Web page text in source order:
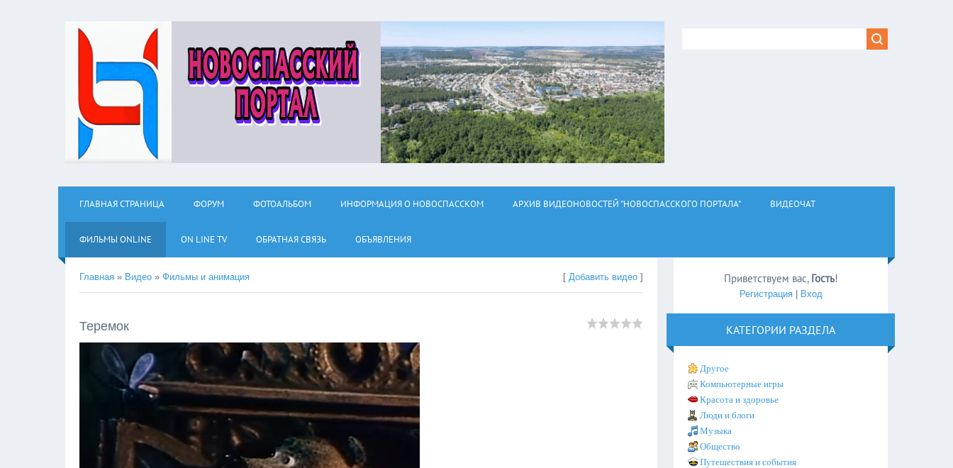
ГЛАВНАЯ СТРАНИЦА ФОРУМ ФОТОАЛЬБОМ ИНФОРМАЦИЯ О НОВОСПАССКОМ АРХИВ ВИДЕОНОВОСТЕЙ "НОВОСПАССКОГО ПОРТАЛА" ВИДЕОЧАТ
ФИЛЬМЫ ОNLINE ON LINE TV ОБРАТНАЯ СВЯЗЬ ОБЪЯВЛЕНИЯ
Главная » Видео » Фильмы и анимация [Добавить видео ]
Теремок
Приветствуем вас, Гость!
Регистрация| Вход
КАТЕГОРИИ РАЗДЕЛА
Другое
Компьютерные игры
Красота и здоровье
Люди и блоги
Музыка
Общество
Путешествия и события